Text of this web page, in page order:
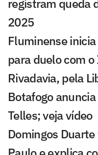
registram queda
2025
Fluminense
para duelo com
Rivadavia, pela
Botafogo
Telles; veja vídeo
Domingos